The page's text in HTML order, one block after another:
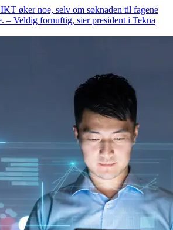
øker noe, selv om søknaden til fagene
– Veldig fornuftig, sier president i Tekna